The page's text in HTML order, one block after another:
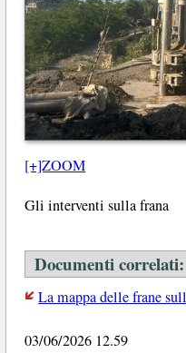
[+]ZOOM
Gli interventi sulla frana
Documenti correlati:
La mappa delle frane
03/06/2026 12.59